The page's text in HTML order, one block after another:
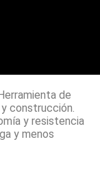
de
construcción.
y resistencia
y menos